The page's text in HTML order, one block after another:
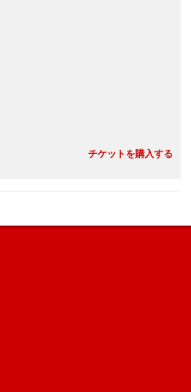
チケットを購入する